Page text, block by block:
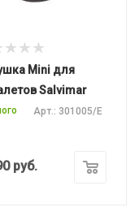
Mini для
Salvimar
Арт.: 301005/E
руб.